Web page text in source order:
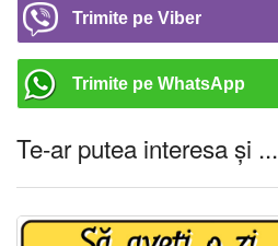
Trimite pe Viber
Trimite pe WhatsApp
Te-ar putea interesa și ...